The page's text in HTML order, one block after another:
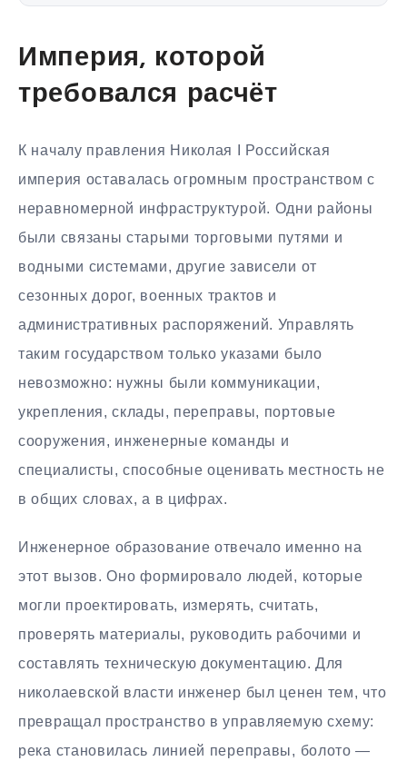
Империя, которой
требовался расчёт
К началу правления Николая I Российская
империя оставалась огромным пространством с
неравномерной инфраструктурой. Одни районы
были связаны старыми торговыми путями и
водными системами, другие зависели от
сезонных дорог, военных трактов и
административных распоряжений. Управлять
таким государством только указами было
невозможно: нужны были коммуникации,
укрепления, склады, переправы, портовые
сооружения, инженерные команды и
специалисты, способные оценивать местность не
в общих словах, а в цифрах.
Инженерное образование отвечало именно на
этот вызов. Оно формировало людей, которые
могли проектировать, измерять, считать,
проверять материалы, руководить рабочими и
составлять техническую документацию. Для
николаевской власти инженер был ценен тем, что
превращал пространство в управляемую схему:
река становилась линией переправы, болото —